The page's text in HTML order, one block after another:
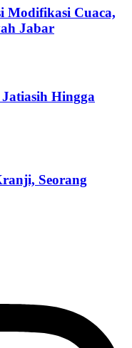
Modifikasi Cuaca,
Jabar
Hingga
Seorang